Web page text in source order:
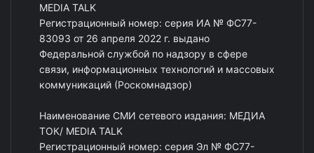
MEDIA TALK
Регистрационный номер: серия ИА № ФС77-
83093 от 26 апреля 2022 г. выдано
Федеральной службой по надзору в сфере
связи, информационных технологий и массовых
коммуникаций (Роскомнадзор)
Наименование СМИ сетевого издания: МЕДИА
ТОК/ MEDIA TALK
Регистрационный номер: серия Эл № ФС77-